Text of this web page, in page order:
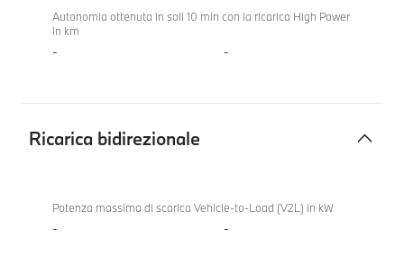
Autonomia ottenuta in soli 10 min con la ricarica High Power
in km
- -
Ricarica bidirezionale
bidirezionale
Potenza massima di scarica Vehicle-to-Load (V2L) in kW
- -